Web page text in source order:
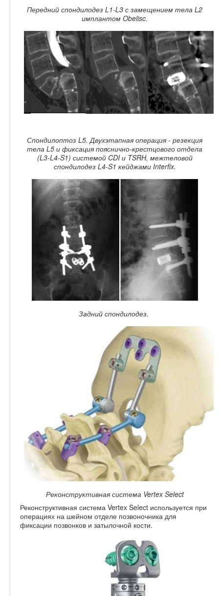
Передний спондилодез L1-L3 с замещением тела L2
имплантом Obelisc.
Спондилоптоз L5. Двухэтапная операция - резекция
тела L5 и фиксация пояснично-крестцового отдела
(L3-L4-S1) системой CDI и TSRH, межтеловой
спондилодез L4-S1 кейджами Interfix.
Задний спондилодез.
Реконструктивная система Vertex Select
Реконструктивная система Vertex Select используется при
операциях на шейном отделе позвоночника для
фиксации позвонков и затылочной кости.